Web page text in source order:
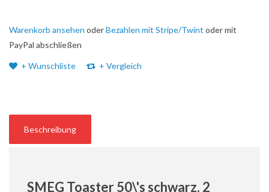
Warenkorb ansehen oderBezahlen mit Stripe/Twint oder mit
PayPal abschließen
+ Wunschliste + Vergleich
Beschreibung
SMEG Toaster 50\'s schwarz, 2